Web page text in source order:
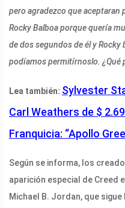
pero agradezco que aceptaran
Rocky Balboa porque quería
de dos segundos de él y
podíamos permitírnoslo. ¿Qué
Lea también: Sylvester
Carl Weathers de $
Franquicia: “Apollo
Según se informa, los
aparición especial de Creed
Michael B. Jordan, que